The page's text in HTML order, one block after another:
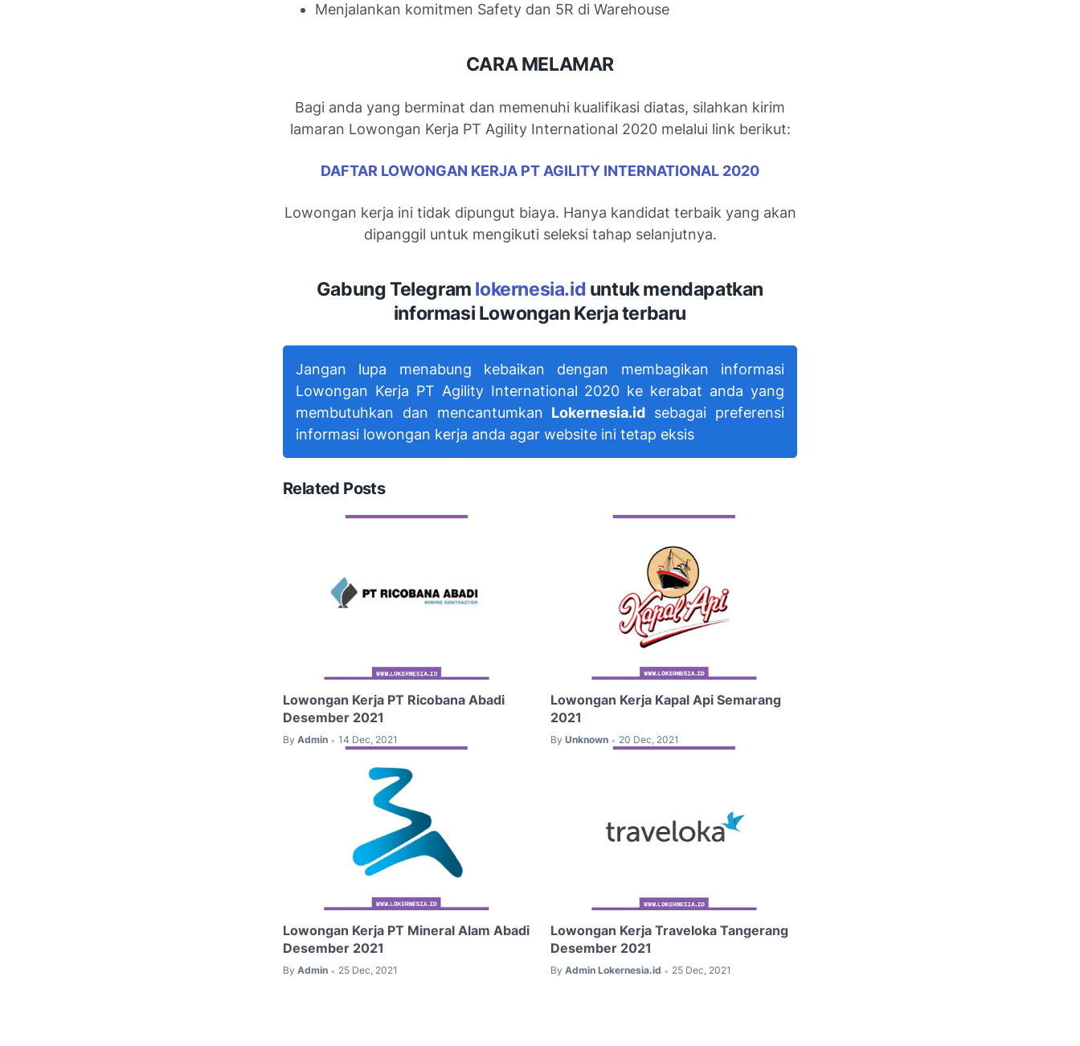
Menjalankan komitmen Safety dan 5R di Warehouse
CARA MELAMAR
Bagi anda yang berminat dan memenuhi kualifikasi diatas, silahkan kirim
lamaran Lowongan Kerja PT Agility International 2020 melalui link berikut:
DAFTAR LOWONGAN KERJA PT AGILITY INTERNATIONAL 2020
Lowongan kerja ini tidak dipungut biaya. Hanya kandidat terbaik yang akan
dipanggil untuk mengikuti seleksi tahap selanjutnya.
Gabung Telegram lokernesia.id untuk mendapatkan
informasi Lowongan Kerja terbaru
Jangan lupa menabung kebaikan dengan membagikan informasi
Lowongan Kerja PT Agility International 2020 ke kerabat anda yang
membutuhkan dan mencantumkan Lokernesia.id sebagai preferensi
informasi lowongan kerja anda agar website ini tetap eksis
Related Posts
Lowongan Kerja PT Ricobana Abadi
Desember 2021
By Admin • 14 Dec, 2021
Lowongan Kerja Kapal Api Semarang
2021
By Unknown • 20 Dec, 2021
Lowongan Kerja PT Mineral Alam Abadi
Desember 2021
By Admin • 25 Dec, 2021
Lowongan Kerja Traveloka Tangerang
Desember 2021
By Admin Lokernesia.id • 25 Dec, 2021